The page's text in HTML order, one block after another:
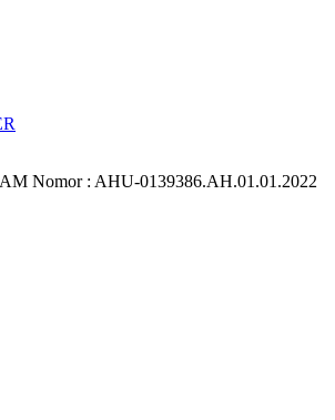
Nomor : AHU-0139386.AH.01.01.2022